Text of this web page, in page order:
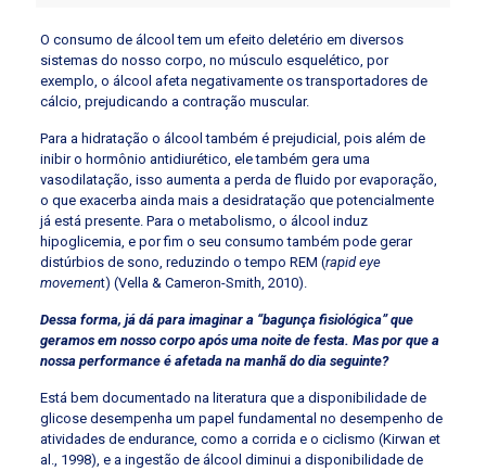
O consumo de álcool tem um efeito deletério em diversos
sistemas do nosso corpo, no músculo esquelético, por
exemplo, o álcool afeta negativamente os transportadores de
cálcio, prejudicando a contração muscular.
Para a hidratação o álcool também é prejudicial, pois além de
inibir o hormônio antidiurético, ele também gera uma
vasodilatação, isso aumenta a perda de fluido por evaporação,
o que exacerba ainda mais a desidratação que potencialmente
já está presente. Para o metabolismo, o álcool induz
hipoglicemia, e por fim o seu consumo também pode gerar
distúrbios de sono, reduzindo o tempo REM (rapid eye
movement) (Vella & Cameron-Smith, 2010).
Dessa forma, já dá para imaginar a “bagunça fisiológica” que
geramos em nosso corpo após uma noite de festa. Mas por que a
nossa performance é afetada na manhã do dia seguinte?
Está bem documentado na literatura que a disponibilidade de
glicose desempenha um papel fundamental no desempenho de
atividades de endurance, como a corrida e o ciclismo (Kirwan et
al., 1998), e a ingestão de álcool diminui a disponibilidade de